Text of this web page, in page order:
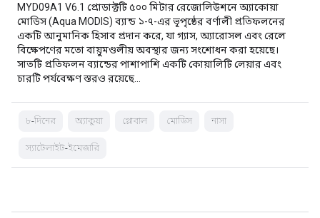
MYD09A1 V6.1 প্রোডাক্টটি ৫০০ মিটার রেজোলিউশনে অ্যাকোয়া
মোডিস (Aqua MODIS) ব্যান্ড ১-৭-এর ভূপৃষ্ঠের বর্ণালী প্রতিফলনের
একটি আনুমানিক হিসাব প্রদান করে, যা গ্যাস, অ্যারোসল এবং রেলে
বিক্ষেপণের মতো বায়ুমণ্ডলীয় অবস্থার জন্য সংশোধন করা হয়েছে।
সাতটি প্রতিফলন ব্যান্ডের পাশাপাশি একটি কোয়ালিটি লেয়ার এবং
চারটি পর্যবেক্ষণ স্তরও রয়েছে…
৮-দিনের অ্যাকুয়া গ্লোবাল মোডিস নাসা
স্যাটেলাইট-ইমেজারি